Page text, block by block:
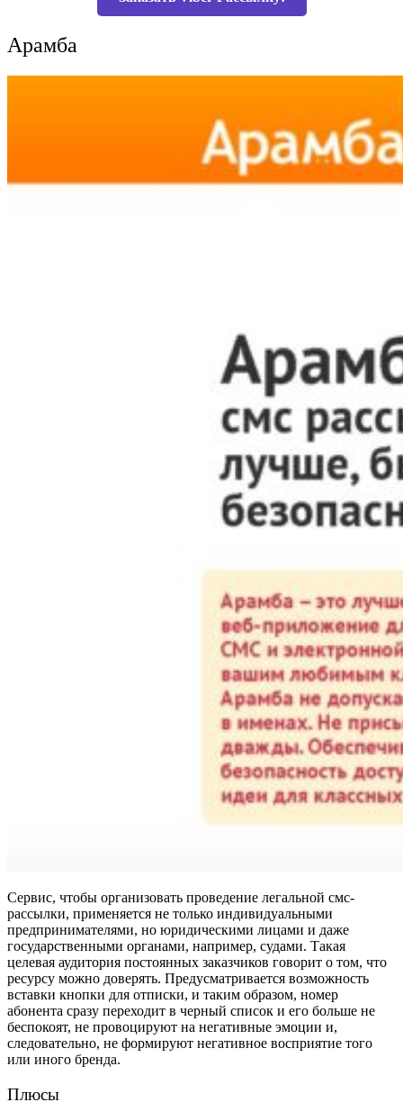
Арамба
Сервис, чтобы организовать проведение легальной смс-
рассылки, применяется не только индивидуальными
предпринимателями, но юридическими лицами и даже
государственными органами, например, судами. Такая
целевая аудитория постоянных заказчиков говорит о том, что
ресурсу можно доверять. Предусматривается возможность
вставки кнопки для отписки, и таким образом, номер
абонента сразу переходит в черный список и его больше не
беспокоят, не провоцируют на негативные эмоции и,
следовательно, не формируют негативное восприятие того
или иного бренда.
Плюсы